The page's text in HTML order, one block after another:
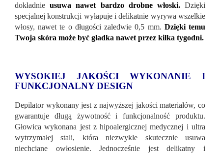
dokładnieusuwa nawet bardzo drobne włoski. Dzięki
specjalnej konstrukcji wyłapuje i delikatnie wyrywa wszelkie
włosy, nawet te o długości zaledwie 0,5 mm. Dzięki temu
Twoja skóra może być gładka nawet przez kilka tygodni.
WYSOKIEJ JAKOŚCI WYKONANIE I
FUNKCJONALNY DESIGN
Depilator wykonany jest z najwyższej jakości materiałów, co
gwarantuje długą żywotność i funkcjonalność produktu.
Głowica wykonana jest z hipoalergicznej medycznej i ultra
wytrzymałej stali, która niezwykle skutecznie usuwa
niechciane owłosienie. Jednocześnie jest delikatny i